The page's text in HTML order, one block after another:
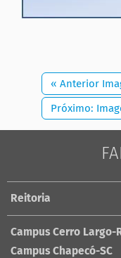
« Anterior
Próximo:
Reitoria
Campus Cerro Largo-
Campus Chapecó-SC